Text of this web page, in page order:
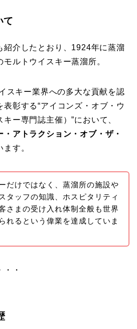
て
紹介したとおり、1924年に蒸溜
ルトウイスキー蒸溜所。
スキー業界への多大な貢献を認
彰する“アイコンズ・オブ・ウ
ー専門誌主催）”において、
・アトラクション・オブ・ザ・
す。
だけではなく、蒸溜所の施設や
タッフの知識、ホスピタリティ
さまの受け入れ体制全般も世界
れるという偉業を達成していま
・